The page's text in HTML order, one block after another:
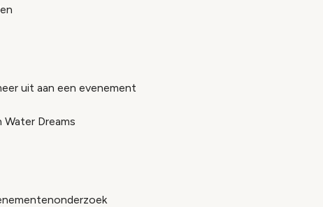
uit aan een evenement
Dreams